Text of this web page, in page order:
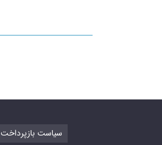
Refund Policy سیاست بازپرداخت